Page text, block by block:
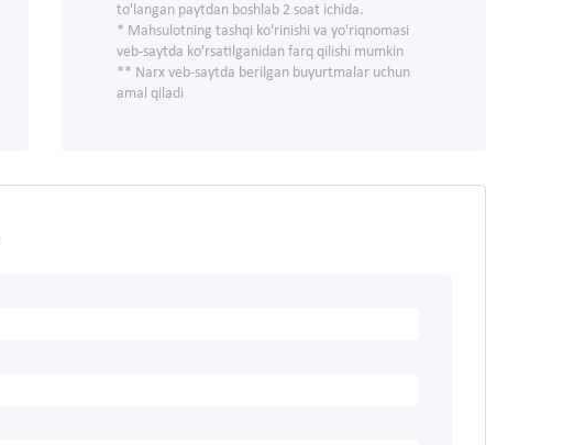
to'langan paytdan boshlab 2 soat ichida.
* Mahsulotning tashqi ko'rinishi va yo'riqnomasi
veb-saytda ko'rsatilganidan farq qilishi mumkin
** Narx veb-saytda berilgan buyurtmalar uchun
amal qiladi